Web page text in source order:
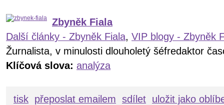
Zbyněk Fiala
Další články - Zbyněk Fiala, VIP blogy - Zbyněk
Žurnalista, v minulosti dlouholetý šéfredaktor
Klíčová slova: analýza
tisk přeposlat emailem sdílet uložit jako